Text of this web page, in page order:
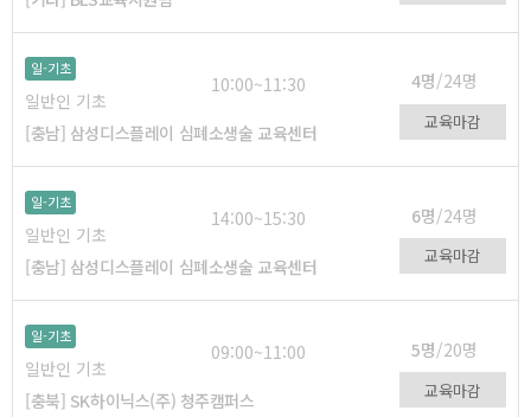
일-기초
일반인 기초
10:00~11:30 4명/24명
[충남] 삼성디스플레이 심폐소생술 교육센터 교육마감
일-기초
일반인 기초
14:00~15:30 6명/24명
[충남] 삼성디스플레이 심폐소생술 교육센터 교육마감
일-기초
일반인 기초
09:00~11:00 5명/20명
[충북] SK하이닉스(주) 청주캠퍼스 교육마감